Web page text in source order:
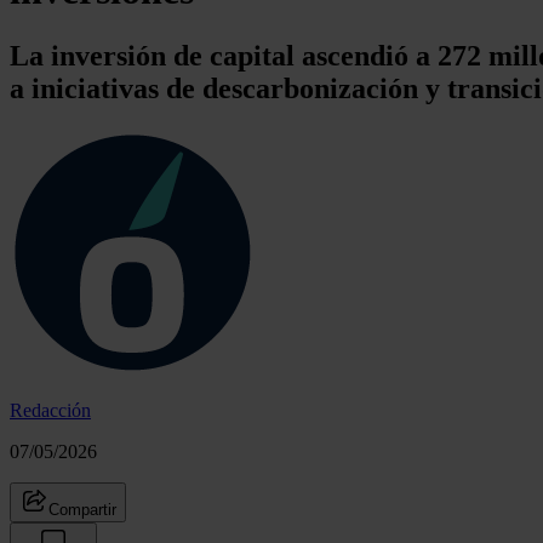
La inversión de capital ascendió a 272
a iniciativas de descarbonización y
Redacción
07/05/2026
Compartir